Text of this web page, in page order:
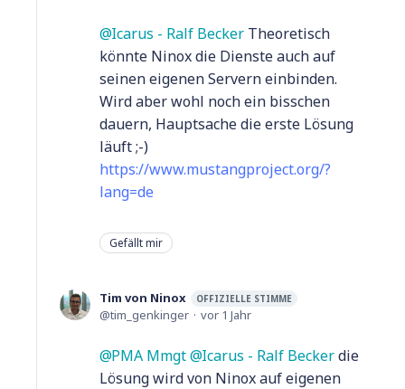
Icarus - Ralf Becker Theoretisch
könnte Ninox die Dienste auch auf
seinen eigenen Servern einbinden.
Wird aber wohl noch ein bisschen
dauern, Hauptsache die erste Lösung
läuft ;-)
https://www.mustangproject.org/?
lang=de
Gefällt mir
Tim von Ninox OFFIZIELLE STIMME
tim_genkinger vor 1 Jahr
PMA Mmgt Icarus - Ralf Beckerdie
Lösung wird von Ninox auf eigenen